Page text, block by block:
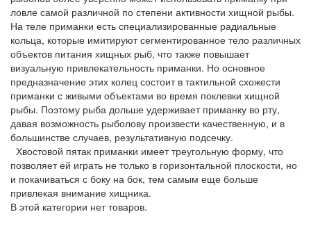
ловле самой различной по степени активности хищной рыбы.
На теле приманки есть специализированные радиальные
кольца, которые имитируют сегментированное тело различных
объектов питания хищных рыб, что также повышает
визуальную привлекательность приманки. Но основное
предназначение этих колец состоит в тактильной схожести
приманки с живыми объектами во время поклевки хищной
рыбы. Поэтому рыба дольше удерживает приманку во рту,
давая возможность рыболову произвести качественную, и в
большинстве случаев, результативную подсечку.
Хвостовой пятак приманки имеет треугольную форму, что
позволяет ей играть не только в горизонтальной плоскости, но
и покачиваться с боку на бок, тем самым еще больше
привлекая внимание хищника.
В этой категории нет товаров.